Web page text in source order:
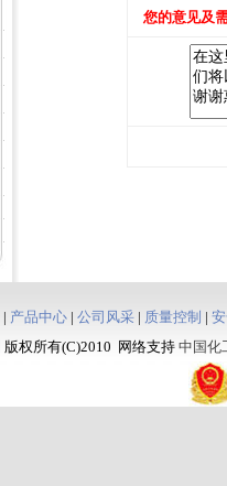
您的意见及
| 产品中心 | 公司风采 | 质量控制 |
版权所有(C)2010 网络支持 中国化